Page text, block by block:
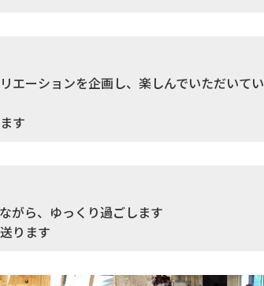
エーションを企画し、楽しんでいただいてい
す
がら、ゆっくり過ごします
ります